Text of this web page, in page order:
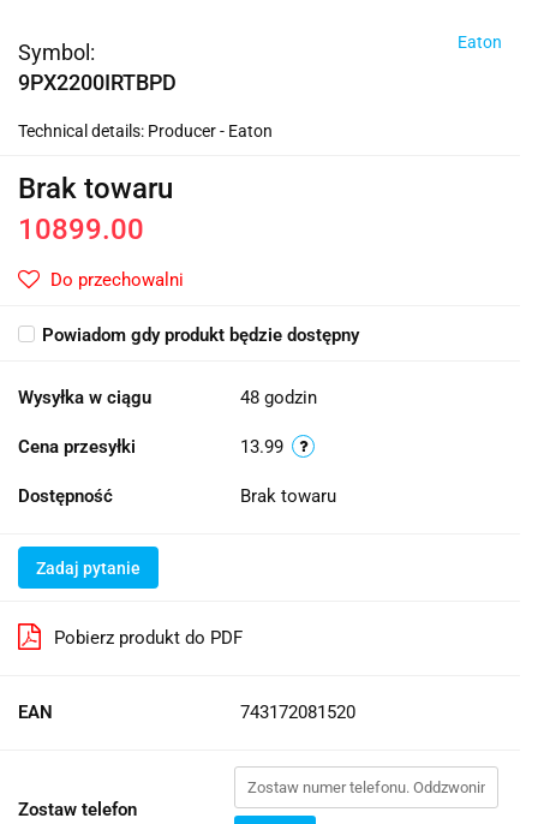
Symbol:
9PX2200IRTBPD
Eaton
Technical details: Producer - Eaton
Brak towaru
10899.00
Do przechowalni
Powiadom gdy produkt będzie dostępny
Wysyłka w ciągu 48 godzin
Cena przesyłki 13.99
Dostępność Brak towaru
Zadaj pytanie
Pobierz produkt do PDF
EAN 743172081520
Zostaw telefon